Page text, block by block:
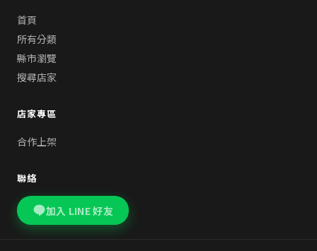
首頁
所有分類
縣市瀏覽
搜尋店家
店家專區
合作上架
聯絡
加入 LINE 好友